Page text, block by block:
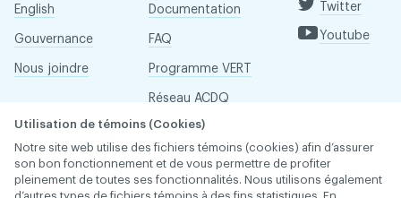
English
Gouvernance
Nous joindre
Documentation
FAQ
Programme VERT
Réseau ACDQ
Salle de presse
À propos
Twitter
Youtube
Utilisation de témoins (Cookies)
Notre site web utilise des fichiers témoins (cookies) afin d’assurer
son bon fonctionnement et de vous permettre de profiter
pleinement de toutes ses fonctionnalités. Nous utilisons également